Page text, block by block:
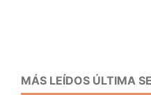
MÁS LEÍDOS ÚLTIMA